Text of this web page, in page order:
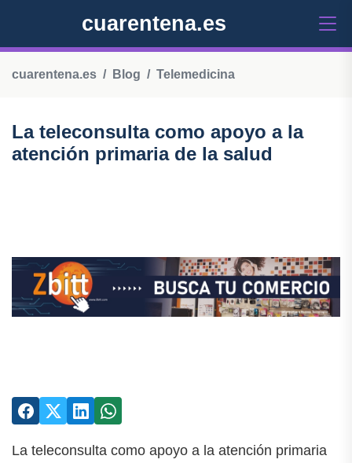
cuarentena.es
cuarentena.es Blog Telemedicina
La teleconsulta como apoyo a la
atención primaria de la salud
La teleconsulta como apoyo a la atención primaria